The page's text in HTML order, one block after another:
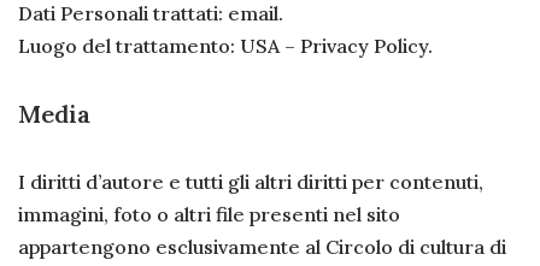
Dati Personali trattati: email.
Luogo del trattamento: USA – Privacy Policy.
Media
I diritti d’autore e tutti gli altri diritti per contenuti,
immagini, foto o altri file presenti nel sito
appartengono esclusivamente al Circolo di cultura di